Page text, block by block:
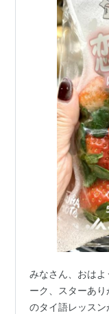
みなさん、おは
ーク、スターあ
のタイ語レッス